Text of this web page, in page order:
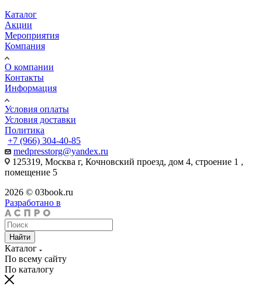
Каталог
Акции
Мероприятия
Компания
О компании
Контакты
Информация
Условия оплаты
Условия доставки
Политика
+7 (966) 304-40-85
medpresstorg@yandex.ru
125319, Москва г, Кочновский проезд, дом 4, строение 1 ,
помещение 5
2026 © 03book.ru
Разработано в
Найти
Каталог
По всему сайту
По каталогу